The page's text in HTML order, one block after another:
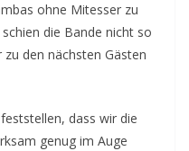
ohne Mitesser zu
die Bande nicht so
den nächsten Gästen
dass wir die
genug im Auge